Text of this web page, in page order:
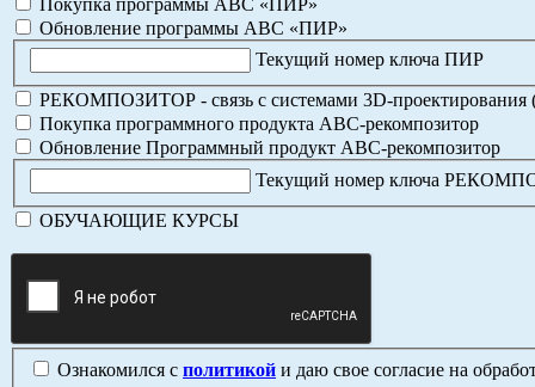
Обновление программы АВС «ПИР»
Текущий номер ключа ПИР
РЕКОМПОЗИТОР - связь с системами 3D-проектирования
Покупка программного продукта АВС-рекомпозитор
Обновление Программный продукт АВС-рекомпозитор
Текущий номер ключа
ОБУЧАЮЩИЕ КУРСЫ
Ознакомился с политикой и даю свое согласие на